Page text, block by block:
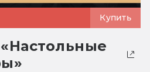
Купить